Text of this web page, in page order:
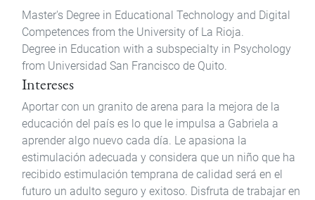
Master's Degree in Educational Technology and Digital
Competences from the University of La Rioja.
Degree in Education with a subspecialty in Psychology
from Universidad San Francisco de Quito.
Intereses
Aportar con un granito de arena para la mejora de la
educación del país es lo que le impulsa a Gabriela a
aprender algo nuevo cada día. Le apasiona la
estimulación adecuada y considera que un niño que ha
recibido estimulación temprana de calidad será en el
futuro un adulto seguro y exitoso. Disfruta de trabajar en